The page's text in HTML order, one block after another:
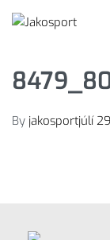
By jakosportjúlí